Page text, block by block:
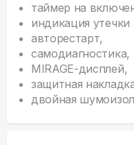
таймер на
индикация утечки
авторестарт,
самодиагностика,
MIRAGE-дисплей,
защитная
двойная